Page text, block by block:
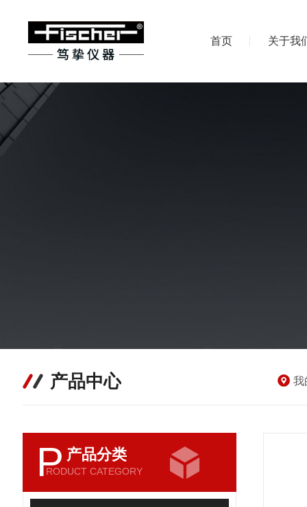
首页 关于我
产品中心 我
P 产品分类
RODUCT CATEGORY